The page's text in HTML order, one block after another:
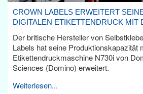
CROWN LABELS ERWEITERT
DIGITALEN ETIKETTENDRUCK MIT
Der britische Hersteller von
Labels hat seine Produktionskapazität
Etikettendruckmaschine N730i von
Sciences (Domino) erweitert.
Weiterlesen...